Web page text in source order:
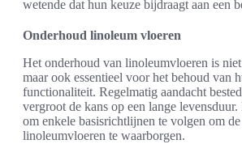
wetende dat hun keuze bijdraagt aan een
Onderhoud linoleum vloeren
Het onderhoud van linoleumvloeren is
maar ook essentieel voor het behoud van
functionaliteit. Regelmatig aandacht
vergroot de kans op een lange levensduur.
om enkele basisrichtlijnen te volgen om
linoleumvloeren te waarborgen.